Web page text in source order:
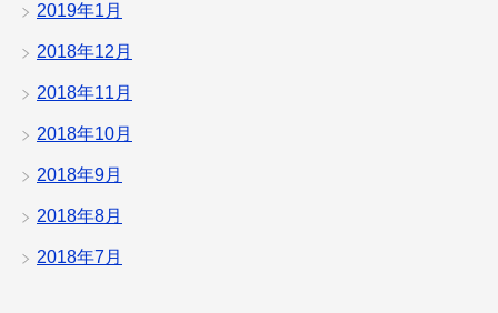
2019年1月
2018年12月
2018年11月
2018年10月
2018年9月
2018年8月
2018年7月